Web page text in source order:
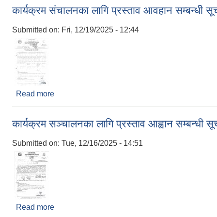
कार्यक्रम संचालनका लागि प्रस्ताव आवहान सम्बन्धी
Submitted on: Fri, 12/19/2025 - 12:44
Read more
कार्यक्रम सञ्चालनका लागि प्रस्ताव आह्वान सम्बन्धी
Submitted on: Tue, 12/16/2025 - 14:51
Read more